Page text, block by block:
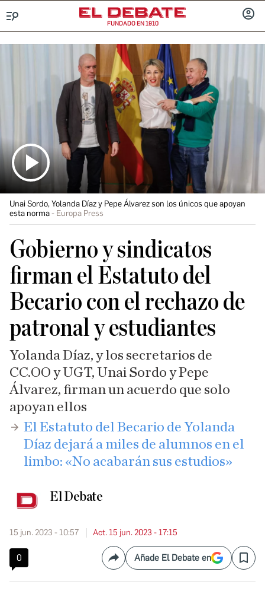
FUNDADO EN 1910
Unai Sordo, Yolanda Díaz y Pepe Álvarez son los únicos que apoyan
esta norma
Europa Press
Gobierno y sindicatos
firman el Estatuto del
Becario con el rechazo de
patronal y estudiantes
Yolanda Díaz, y los secretarios de
CC.OO y UGT, Unai Sordo y Pepe
Álvarez, firman un acuerdo que solo
apoyan ellos
El Estatuto del Becario de Yolanda
Díaz dejará a miles de alumnos en el
limbo: «No acabarán sus estudios»
El Debate
15 jun. 2023 - 10:57 Act. 15 jun. 2023 - 17:15
0 CompartirAñade El Debate en Save